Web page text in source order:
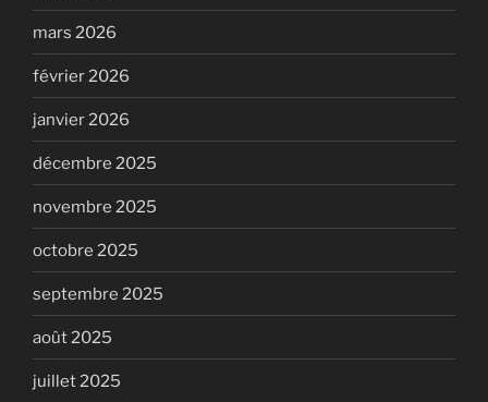
mars 2026
février 2026
janvier 2026
décembre 2025
novembre 2025
octobre 2025
septembre 2025
août 2025
juillet 2025